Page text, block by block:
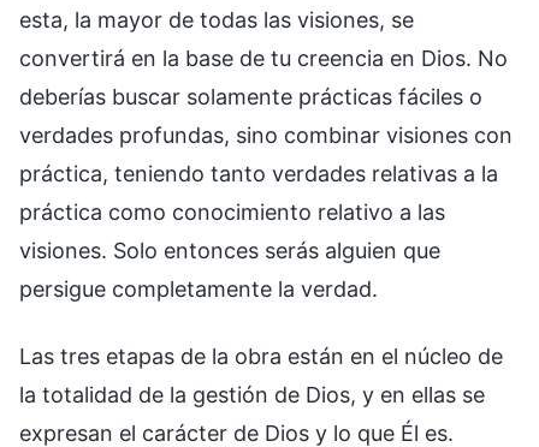
esta, la mayor de todas las visiones, se
convertirá en la base de tu creencia en Dios. No
deberías buscar solamente prácticas fáciles o
verdades profundas, sino combinar visiones con
práctica, teniendo tanto verdades relativas a la
práctica como conocimiento relativo a las
visiones. Solo entonces serás alguien que
persigue completamente la verdad.
Las tres etapas de la obra están en el núcleo de
la totalidad de la gestión de Dios, y en ellas se
expresan el carácter de Dios y lo que Él es.